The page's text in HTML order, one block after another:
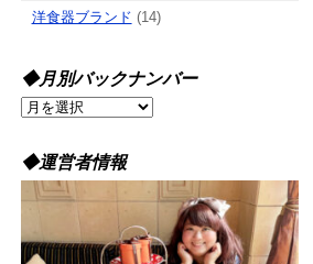
洋食器ブランド (14)
◆月別バックナンバー
◆
バ
ッ
ン
◆運営者情報